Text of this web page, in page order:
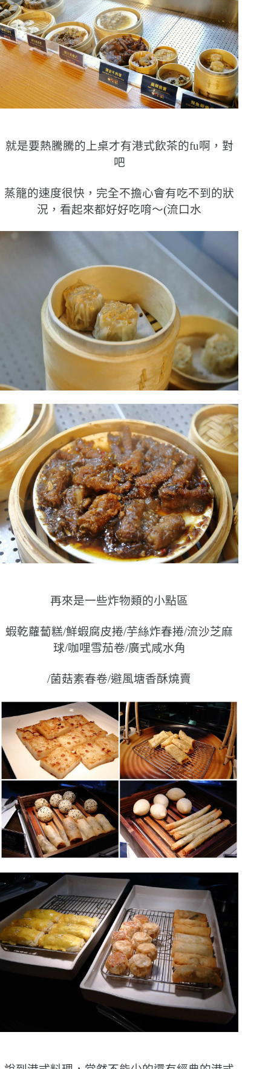
就是要熱騰騰的上桌才有港式飲茶的fu啊，對
吧
蒸籠的速度很快，完全不擔心會有吃不到的狀
況，看起來都好好吃唷〜(流口水
再來是一些炸物類的小點區
蝦乾蘿蔔糕/鮮蝦腐皮捲/芋絲炸春捲/流沙芝麻
球/咖哩雪茄卷/廣式咸水角
/菌菇素春卷/避風塘香酥燒賣